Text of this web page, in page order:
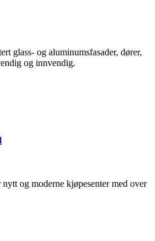
glass- og aluminumsfasader, dører,
og innvendig.
og moderne kjøpesenter med over